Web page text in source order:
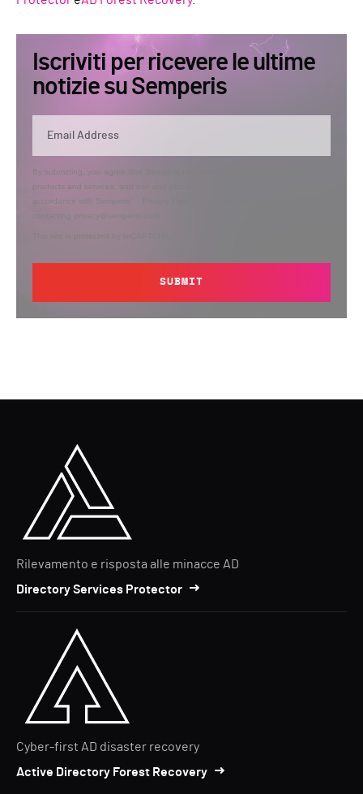
Iscriviti per ricevere le ultime
notizie su Semperis
By submitting, you agree that Semperis may send you information regarding its
products and services, and use and process your personal information in
accordance with Semperis’
contacting privacy@semperis.com.
This site is protected by reCAPTCHA.
SUBMIT
Rilevamento e risposta alle minacce AD
Directory Services Protector
Cyber-first AD disaster recovery
Active Directory Forest Recovery